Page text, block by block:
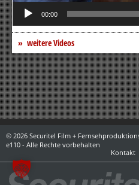
00:00
weitere Videos
© 2026 Securitel Film +
e110 - Alle Rechte vorbehalten
Kontakt